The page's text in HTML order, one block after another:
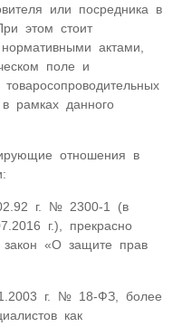
или посредника в
этом стоит
актами,
поле и
рамках данного
отношения в
г. № 2300-1 (в
г.), прекрасно
«О защите прав
г. № 18-ФЗ, более
как